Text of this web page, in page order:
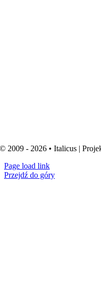
© 2009 - 2026 • Italicus |
Page load link
Przejdź do góry